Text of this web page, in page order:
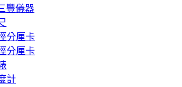
豐儀器
分厘卡
分厘卡
計